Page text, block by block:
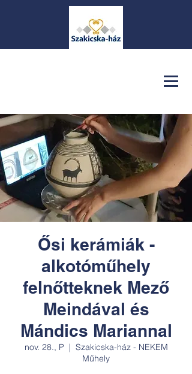
Ősi kerámiák -
alkotóműhely
felnőtteknek Mező
Meindával és
Mándics Mariannal
nov. 28., P
  |
Szakicska-ház - NEKEM
Műhely